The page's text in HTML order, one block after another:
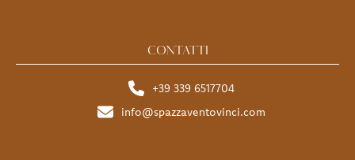
CONTATTI
+39 339 6517704
info@spazzaventovinci.com